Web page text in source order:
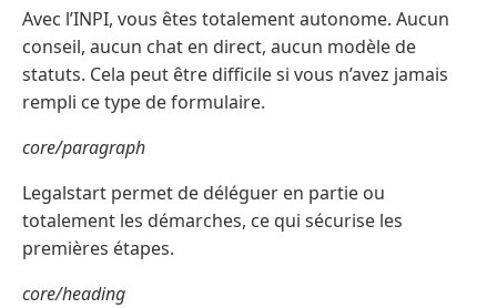
Avec l’INPI, vous êtes totalement autonome. Aucun
conseil, aucun chat en direct, aucun modèle de
statuts. Cela peut être difficile si vous n’avez jamais
rempli ce type de formulaire.
core/paragraph
Legalstart permet de déléguer en partie ou
totalement les démarches, ce qui sécurise les
premières étapes.
core/heading